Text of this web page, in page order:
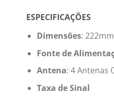
ESPECIFICAÇÕES
Dimensões:
Fonte de
Antena: 4 Antenas
Taxa de Sinal